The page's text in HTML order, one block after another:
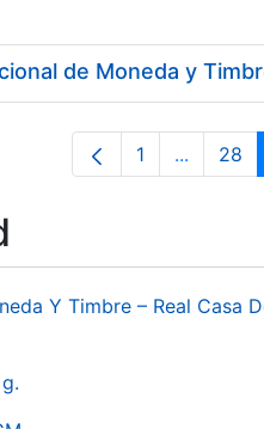
Page
1 ... 28
Y Timbre – Real Casa